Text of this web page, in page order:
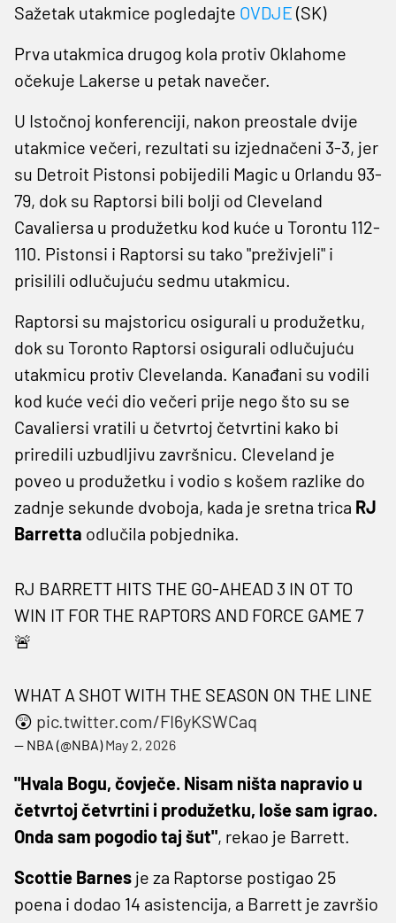
Sažetak utakmice pogledajte OVDJE (SK)
Prva utakmica drugog kola protiv Oklahome
očekuje Lakerse u petak navečer.
U Istočnoj konferenciji, nakon preostale dvije
utakmice večeri, rezultati su izjednačeni 3-3, jer
su Detroit Pistonsi pobijedili Magic u Orlandu 93-
79, dok su Raptorsi bili bolji od Cleveland
Cavaliersa u produžetku kod kuće u Torontu 112-
110. Pistonsi i Raptorsi su tako "preživjeli" i
prisilili odlučujuću sedmu utakmicu.
Raptorsi su majstoricu osigurali u produžetku,
dok su Toronto Raptorsi osigurali odlučujuću
utakmicu protiv Clevelanda. Kanađani su vodili
kod kuće veći dio večeri prije nego što su se
Cavaliersi vratili u četvrtoj četvrtini kako bi
priredili uzbudljivu završnicu. Cleveland je
poveo u produžetku i vodio s košem razlike do
zadnje sekunde dvoboja, kada je sretna trica RJ
Barretta odlučila pobjednika.
RJ BARRETT HITS THE GO-AHEAD 3 IN OT TO
WIN IT FOR THE RAPTORS AND FORCE GAME 7
🚨
WHAT A SHOT WITH THE SEASON ON THE LINE
😲 pic.twitter.com/FI6yKSWCaq
— NBA (@NBA)May 2, 2026
"Hvala Bogu, čovječe. Nisam ništa napravio u
četvrtoj četvrtini i produžetku, loše sam igrao.
Onda sam pogodio taj šut", rekao je Barrett.
Scottie Barnes je za Raptorse postigao 25 ​​
poena i dodao 14 asistencija, a Barrett je završio